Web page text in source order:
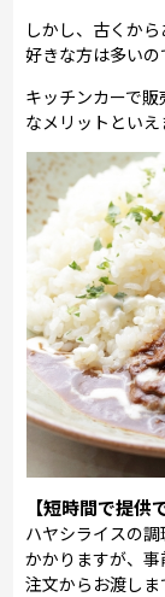
しかし、古くか
好きな方は多い
キッチンカーで
なメリットといえ
【短時間で提供
ハヤシライスの
かかりますが、事
注文からお渡しま